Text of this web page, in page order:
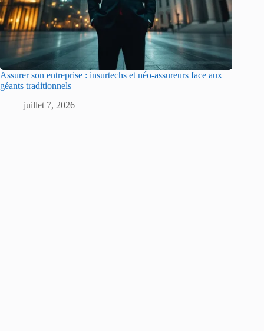
Assurer son entreprise : insurtechs et néo-assureurs face aux
géants traditionnels
juillet 7, 2026